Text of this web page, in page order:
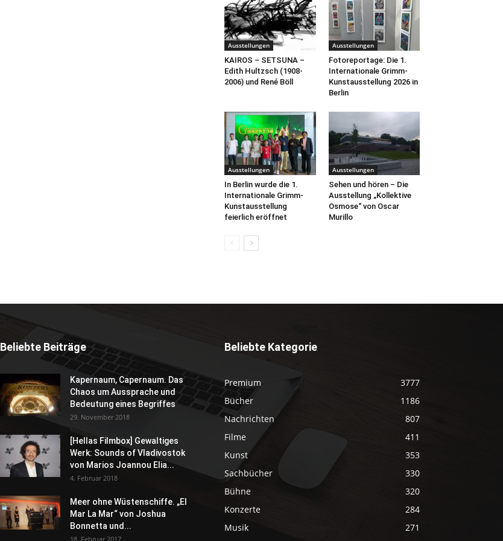
Ausstellungen
KAIROS – SETSUNA –
Edith Hultzsch (1908-
2006) und René Böll
Ausstellungen
Fotoreportage: Die 1.
Internationale Grimm-
Kunstausstellung 2026 in
Berlin
Ausstellungen
In Berlin wurde die 1.
Internationale Grimm-
Kunstausstellung
feierlich eröffnet
Ausstellungen
Sehen und hören – Die
Ausstellung „Kollektive
Osmose“ von Oscar
Murillo
Beliebte Beiträge
Kapernaum, Capernaum. Das
Chaos um Aussprache und
Bedeutung eines Begriffes
29. November 2018
[Hellas Filmbox] Gewaltiges
Werk: Sounds of Vladivostok
von Marios Joannou Elia...
4. Februar 2018
Meer ohne Wüstenschiffe. „El
Mar La Mar“ von Joshua
Bonnetta und...
18. Februar 2017
Beliebte Kategorie
Premium
3777
Bücher
1186
Nachrichten
807
Filme
411
Kunst
353
Sachbücher
330
Bühne
320
Konzerte
284
Musik
271